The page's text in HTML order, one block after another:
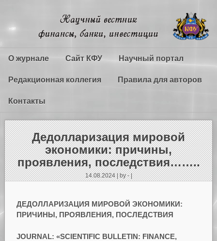
О журнале Сайт КФУ Научный портал
Редакционная коллегия Правила для авторов
Контакты
Дедолларизация мировой
экономики: причины,
проявления, последствия……..
14.08.2024 | by - |
ДЕДОЛЛАРИЗАЦИЯ МИРОВОЙ ЭКОНОМИКИ:
ПРИЧИНЫ, ПРОЯВЛЕНИЯ, ПОСЛЕДСТВИЯ
JOURNAL: «SCIENTIFIC BULLETIN: FINANCE,